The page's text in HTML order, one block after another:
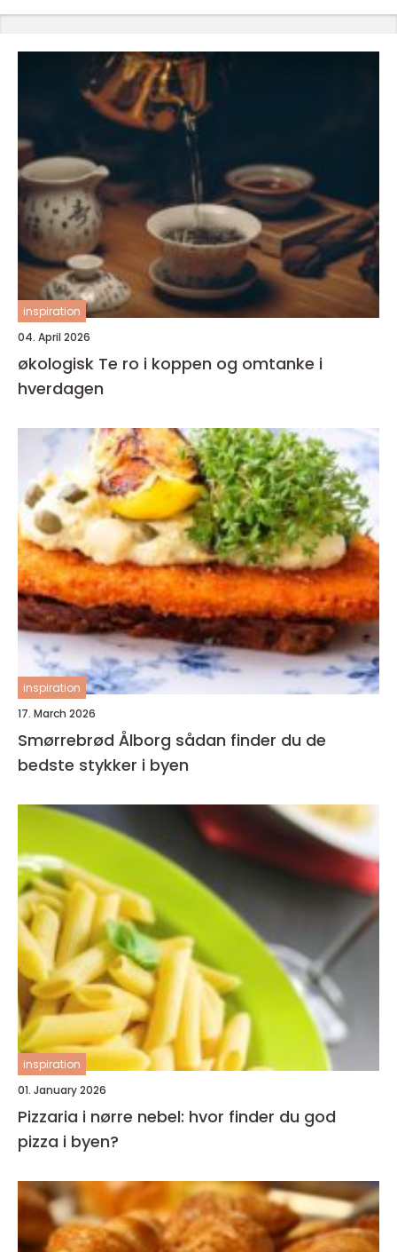
inspiration
04. April 2026
økologisk Te ro i koppen og omtanke i
hverdagen
inspiration
17. March 2026
Smørrebrød Ålborg sådan finder du de
bedste stykker i byen
inspiration
01. January 2026
Pizzaria i nørre nebel: hvor finder du god
pizza i byen?